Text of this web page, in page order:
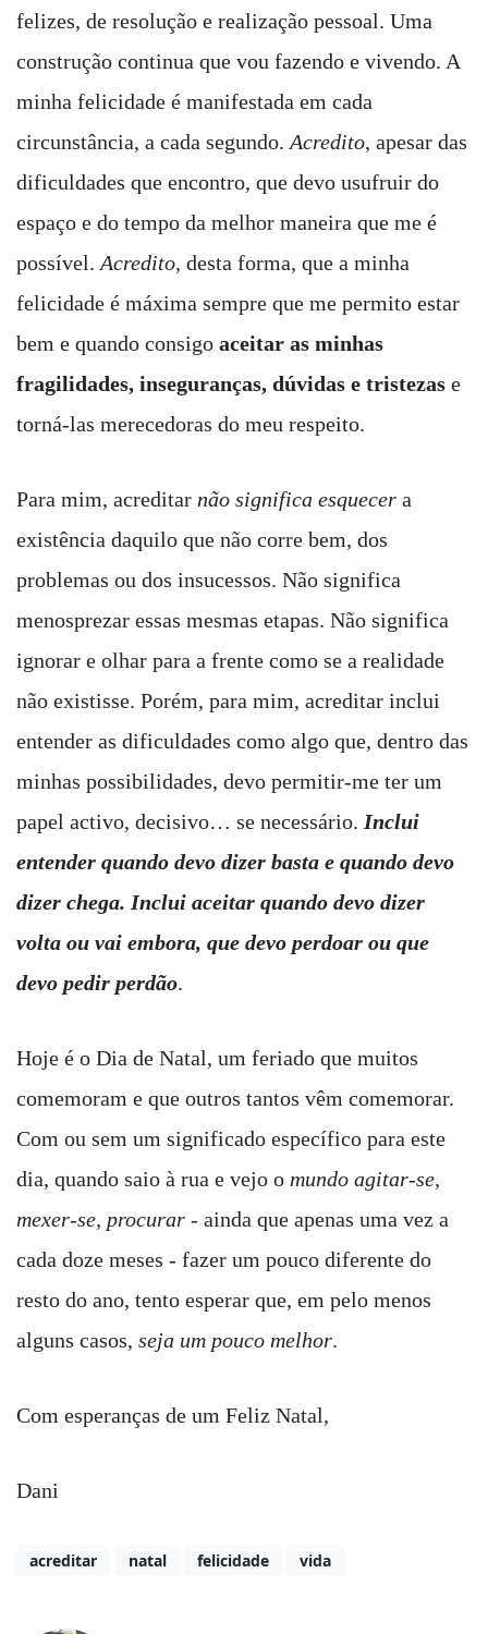
felizes, de resolução e realização pessoal. Uma
construção continua que vou fazendo e vivendo. A
minha felicidade é manifestada em cada
circunstância, a cada segundo. Acredito, apesar das
dificuldades que encontro, que devo usufruir do
espaço e do tempo da melhor maneira que me é
possível. Acredito, desta forma, que a minha
felicidade é máxima sempre que me permito estar
bem e quando consigo aceitar as minhas
fragilidades, inseguranças, dúvidas e tristezas e
torná-las merecedoras do meu respeito.
Para mim, acreditar não significa esquecer a
existência daquilo que não corre bem, dos
problemas ou dos insucessos. Não significa
menosprezar essas mesmas etapas. Não significa
ignorar e olhar para a frente como se a realidade
não existisse. Porém, para mim, acreditar inclui
entender as dificuldades como algo que, dentro das
minhas possibilidades, devo permitir-me ter um
papel activo, decisivo… se necessário. Inclui
entender quando devo dizer basta e quando devo
dizer chega. Inclui aceitar quando devo dizer
volta ou vai embora, que devo perdoar ou que
devo pedir perdão.
Hoje é o Dia de Natal, um feriado que muitos
comemoram e que outros tantos vêm comemorar.
Com ou sem um significado específico para este
dia, quando saio à rua e vejo o mundo agitar-se,
mexer-se, procurar - ainda que apenas uma vez a
cada doze meses - fazer um pouco diferente do
resto do ano, tento esperar que, em pelo menos
alguns casos, seja um pouco melhor.
Com esperanças de um Feliz Natal,
Dani
acreditar natal felicidade vida